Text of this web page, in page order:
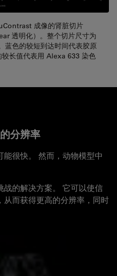
成像的肾脏切片
透明化）。整个切片尺寸为
色的较短到达时间代表胶原
长值代表用 Alexa 633 染色
分辨率
很快。 然而，动物模型中
的解决方案。 它可以使信
而获得更高的分辨率，同时